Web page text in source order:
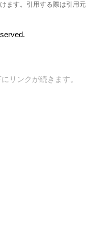
ます。引用する際は引用元
リンクが続きます。